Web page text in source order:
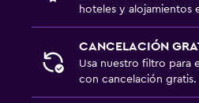
hoteles y alojamientos
CANCELACIÓN
Usa nuestro filtro para
con cancelación gratis.